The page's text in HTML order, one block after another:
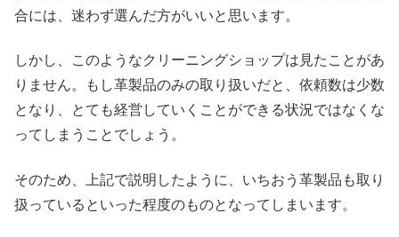
合には、迷わず選んだ方がいいと思います。
しかし、このようなクリーニングショップは見たことがあ
りません。もし革製品のみの取り扱いだと、依頼数は少数
となり、とても経営していくことができる状況ではなくな
ってしまうことでしょう。
そのため、上記で説明したように、いちおう革製品も取り
扱っているといった程度のものとなってしまいます。